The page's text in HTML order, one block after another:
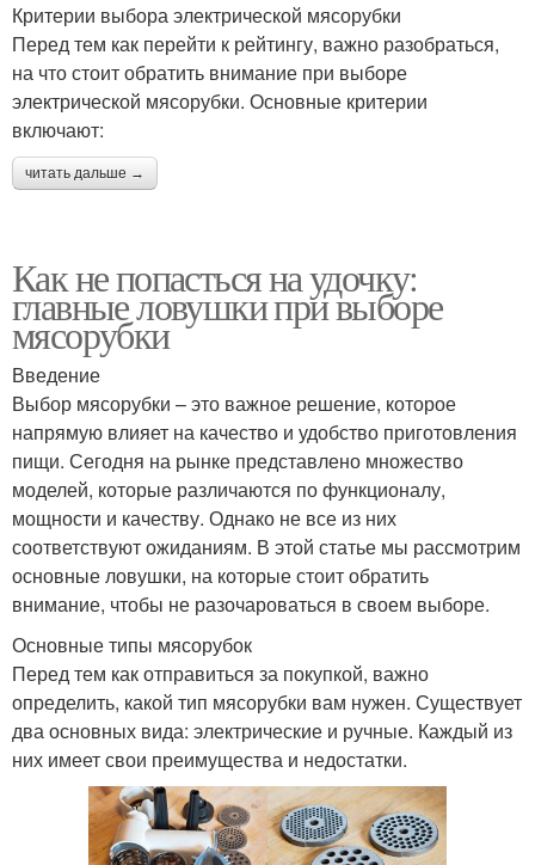
Критерии выбора электрической мясорубки
Перед тем как перейти к рейтингу, важно разобраться,
на что стоит обратить внимание при выборе
электрической мясорубки. Основные критерии
включают:
читать дальше →
Как не попасться на удочку:
главные ловушки при выборе
мясорубки
Введение
Выбор мясорубки – это важное решение, которое
напрямую влияет на качество и удобство приготовления
пищи. Сегодня на рынке представлено множество
моделей, которые различаются по функционалу,
мощности и качеству. Однако не все из них
соответствуют ожиданиям. В этой статье мы рассмотрим
основные ловушки, на которые стоит обратить
внимание, чтобы не разочароваться в своем выборе.
Основные типы мясорубок
Перед тем как отправиться за покупкой, важно
определить, какой тип мясорубки вам нужен. Существует
два основных вида: электрические и ручные. Каждый из
них имеет свои преимущества и недостатки.